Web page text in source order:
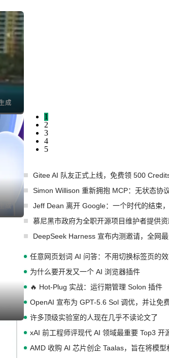
1
2
3
4
5
Gitee AI 队友正式上线，免费领 500
Simon Willison 重新拥抱 MCP：无状态协
Jeff Dean 离开 Google：一个时代的结束
慕尼黑市政府为全职开源项目维护者提供资
DeepSeek Harness 宣布内测邀请，全网
任意网页划词 AI 问答：不用切换标签页的
为什么要开发又一个 AI 浏览器插件
🔥 Hot-Plug 实战：运行期管理 Solon 插件
OpenAI 宣布为 GPT-5.6 Sol 调优，并让免
许多顶级实验室的人现在几乎不读论文了
xAI 前工程师评现代 AI 领域最重要 Top3 开
AMD 收购 AI 芯片创企 Taalas，旨在将模